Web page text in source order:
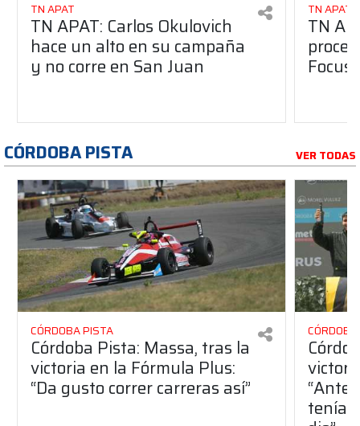
TN APAT
TN APAT: Carlos Okulovich
hace un alto en su campaña
y no corre en San Juan
TN APAT
TN
Focus
CÓRDOBA PISTA VER TODAS
CÓRDOBA PISTA
Córdoba Pista: Massa, tras la
victoria en la Fórmula Plus:
“Da gusto correr carreras así”